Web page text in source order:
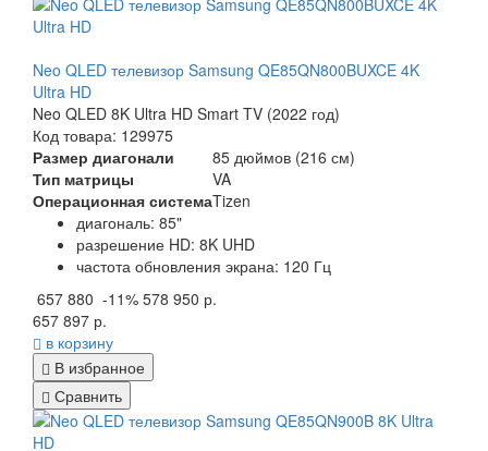
Neo QLED телевизор Samsung QE85QN800BUXCE 4K
Ultra HD
Neo QLED 8K Ultra HD Smart TV (2022 год)
Код товара: 129975
Размер диагонали
85 дюймов (216 см)
Тип матрицы
VA
Операционная системаTizen
диагональ: 85"
разрешение HD: 8K UHD
частота обновления экрана: 120 Гц
657 880 -11% 578 950 р.
657 897 р.
в корзину
В избранное
Сравнить